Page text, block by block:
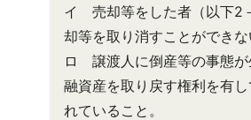
イ 売却等をした者（以下2
却等を取り消すことができな
ロ 譲渡人に倒産等の事態が
融資産を取り戻す権利を有
れていること。